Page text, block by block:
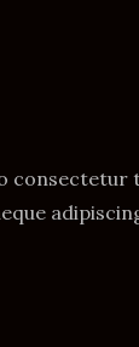
consectetur